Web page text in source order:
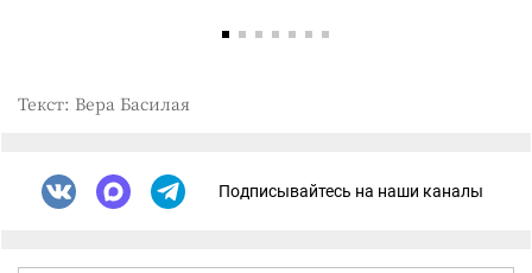
Текст: Вера Басилая
Подписывайтесь на наши каналы